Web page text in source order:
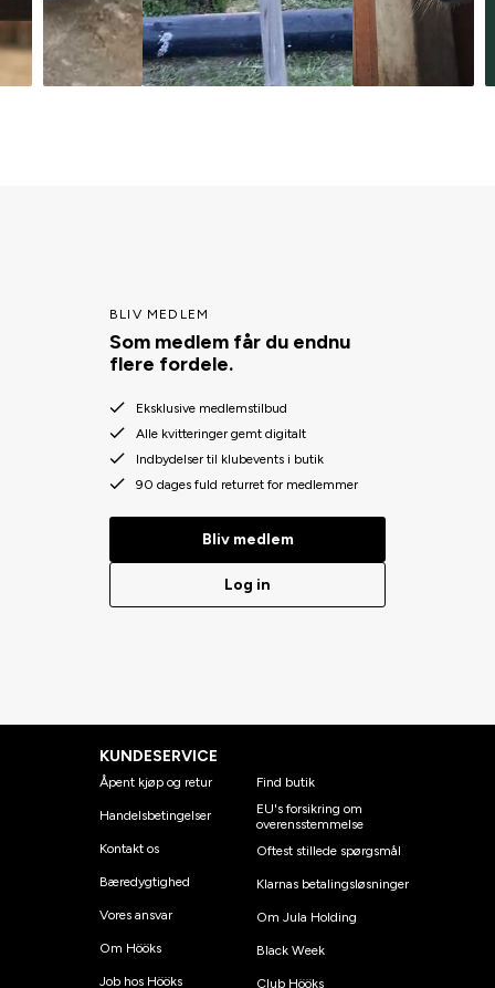
BLIV MEDLEM
Som medlem får du endnu
flere fordele.
Eksklusive medlemstilbud
Alle kvitteringer gemt digitalt
Indbydelser til klubevents i butik
90 dages fuld returret for medlemmer
Bliv medlem
Log in
KUNDESERVICE
Åpent kjøp og retur
Handelsbetingelser
Kontakt os
Bæredygtighed
Vores ansvar
Om Hööks
Job hos Hööks
Find butik
EU's forsikring om
overensstemmelse
Oftest stillede spørgsmål
Klarnas betalingsløsninger
Om Jula Holding
Black Week
Club Hööks